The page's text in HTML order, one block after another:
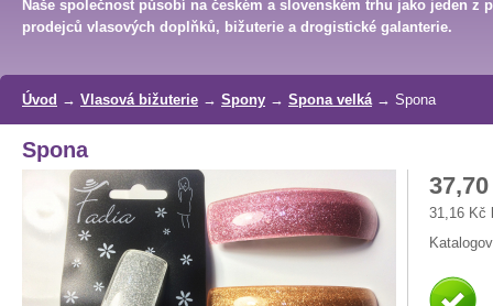
Naše společnost působí na českém a slovenském trhu jako jeden z
prodejců vlasových doplňků, bižuterie a drogistické galanterie.
Úvod → Vlasová bižuterie → Spony → Spona velká→ Spona
Spona
31,16 Kč